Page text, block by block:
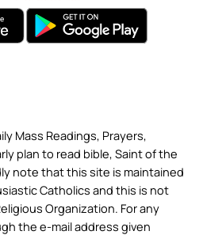
Mass Readings, Prayers,
plan to read bible, Saint of the
note that this site is maintained
Catholics and this is not
Organization. For any
the e-mail address given